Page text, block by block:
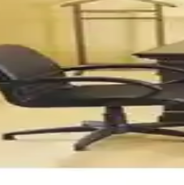
doğru aydınlatma,
Dekorasyonu:
güvenlik ve fonksiyonelliği ön
Ahşap Çerçevesiz